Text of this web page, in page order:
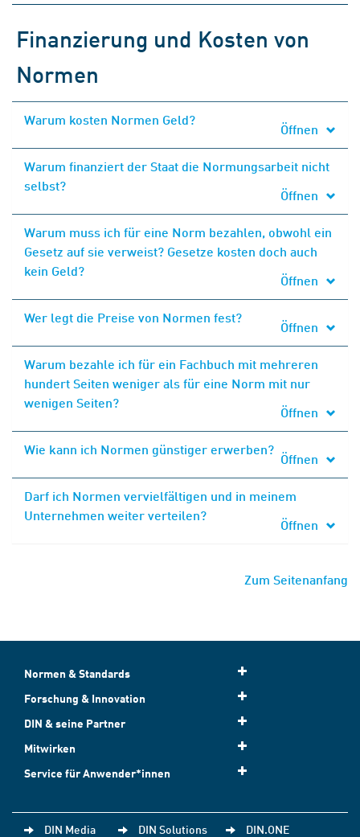
Finanzierung und Kosten von
Normen
Warum kosten Normen Geld?
Öffnen
Warum finanziert der Staat die Normungsarbeit nicht
selbst?
Öffnen
Warum muss ich für eine Norm bezahlen, obwohl ein
Gesetz auf sie verweist? Gesetze kosten doch auch
kein Geld?
Öffnen
Wer legt die Preise von Normen fest?
Öffnen
Warum bezahle ich für ein Fachbuch mit mehreren
hundert Seiten weniger als für eine Norm mit nur
wenigen Seiten?
Öffnen
Wie kann ich Normen günstiger erwerben?
Öffnen
Darf ich Normen vervielfältigen und in meinem
Unternehmen weiter verteilen?
Öffnen
Zum Seitenanfang
Normen & Standards
Forschung & Innovation
DIN & seine Partner
Mitwirken
Service für Anwender*innen
DIN Media DIN Solutions DIN.ONE